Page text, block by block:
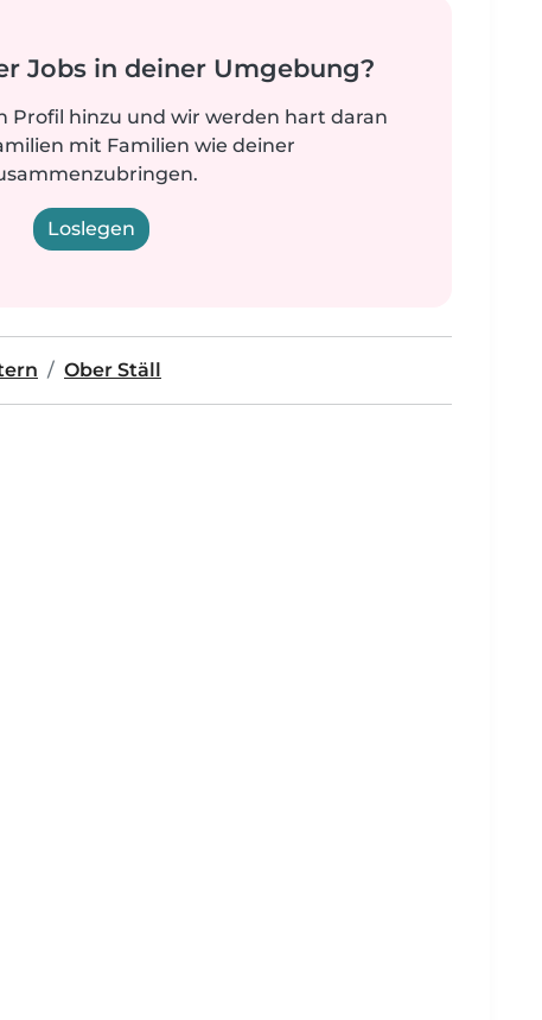
Jobs in deiner Umgebung?
Profil hinzu und wir werden hart daran
mit Familien wie deiner
Loslegen
Ober Ställ